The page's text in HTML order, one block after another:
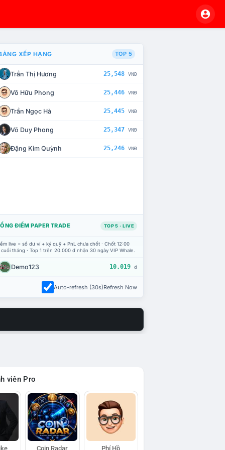
CHẾ TÀI XỬ LÝ VI PHẠM
XẾP HẠNG TOP 5
Trần Thị Hương 25,548 VNĐ
Võ Hữu Phong 25,446 VNĐ
Trần Ngọc Hà 25,445 VNĐ
Võ Duy Phong 25,347 VNĐ
Đặng Kim Quỳnh 25,246 VNĐ
ĐIỂM PAPER TRADE TOP 5 · LIVE
live = số dư ví + ký quỹ + PnL chưa chốt · Chốt 12:00
tháng · Top 1 trên 20.000 đ nhận 30 ngày VIP Whale.
Demo123 10.019 đ
Auto-refresh (30s)Refresh Now
viên Pro
Coin Radar Phí Hồ